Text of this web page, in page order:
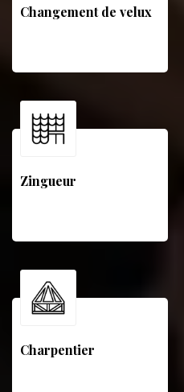
Changement de velux
Zingueur
Charpentier